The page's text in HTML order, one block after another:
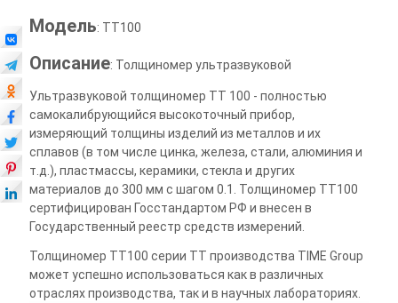
Модель: TT100
Описание: Толщиномер ультразвуковой
Ультразвуковой толщиномер TT 100 - полностью
самокалибрующийся высокоточный прибор,
измеряющий толщины изделий из металлов и их
сплавов (в том числе цинка, железа, стали, алюминия и
т.д.), пластмассы, керамики, стекла и других
материалов до 300 мм с шагом 0.1. Толщиномер TT100
сертифицирован Госстандартом РФ и внесен в
Государственный реестр средств измерений.
Толщиномер TT100 серии TT производства TIME Group
может успешно использоваться как в различных
отраслях производства, так и в научных лабораториях.